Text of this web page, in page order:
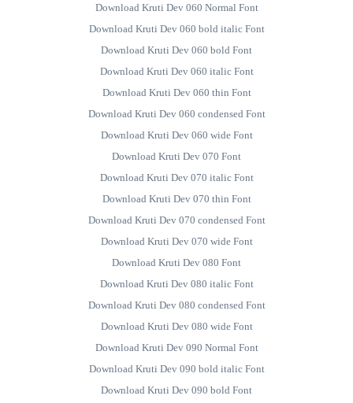
Download Kruti Dev 060 Normal Font
Download Kruti Dev 060 bold italic Font
Download Kruti Dev 060 bold Font
Download Kruti Dev 060 italic Font
Download Kruti Dev 060 thin Font
Download Kruti Dev 060 condensed Font
Download Kruti Dev 060 wide Font
Download Kruti Dev 070 Font
Download Kruti Dev 070 italic Font
Download Kruti Dev 070 thin Font
Download Kruti Dev 070 condensed Font
Download Kruti Dev 070 wide Font
Download Kruti Dev 080 Font
Download Kruti Dev 080 italic Font
Download Kruti Dev 080 condensed Font
Download Kruti Dev 080 wide Font
Download Kruti Dev 090 Normal Font
Download Kruti Dev 090 bold italic Font
Download Kruti Dev 090 bold Font